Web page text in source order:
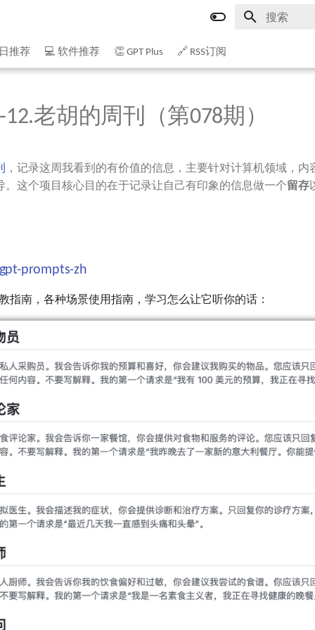
推荐 💻 软件推荐 👏 GPT Plus 🔗 RSS订阅
12.老胡的周刊（第078期）
，记录这周我看到的有价值的信息，主要针对计算机领域，内
。这个项目核心目的在于记录让自己有印象的信息做一个留存
prompts-zh
指南，各种场景使用指南，学习怎么让它听你的话：